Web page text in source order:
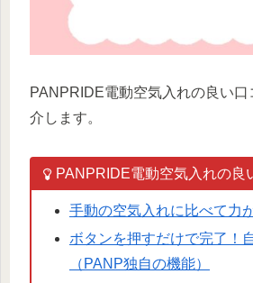
PANPRIDE電動空気入れの良い
介します。
PANPRIDE電動空気入れの良
手動の空気入れに比べて力
ボタンを押すだけで完了！
（PANP独自の機能）